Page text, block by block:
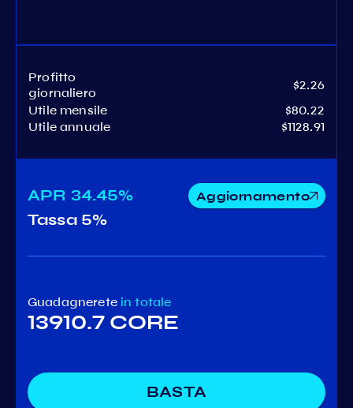
Profitto
giornaliero
$2.26
Utile mensile
$80.22
Utile annuale
$1128.91
APR 34.45% Aggiornamento
Tassa5%
Guadagnerete in totale
13910.7 CORE
BASTA